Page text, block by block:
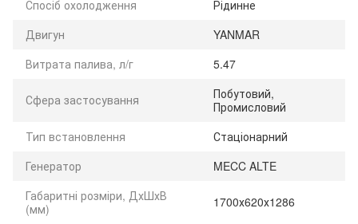
Спосіб охолодження
Рідинне
Двигун
YANMAR
Витрата палива, л/г
5.47
Сфера застосування
Побутовий,
Промисловий
Тип встановлення
Стаціонарний
Генератор
MECC ALTE
Габаритні розміри, ДхШхВ
(мм)
1700х620х1286